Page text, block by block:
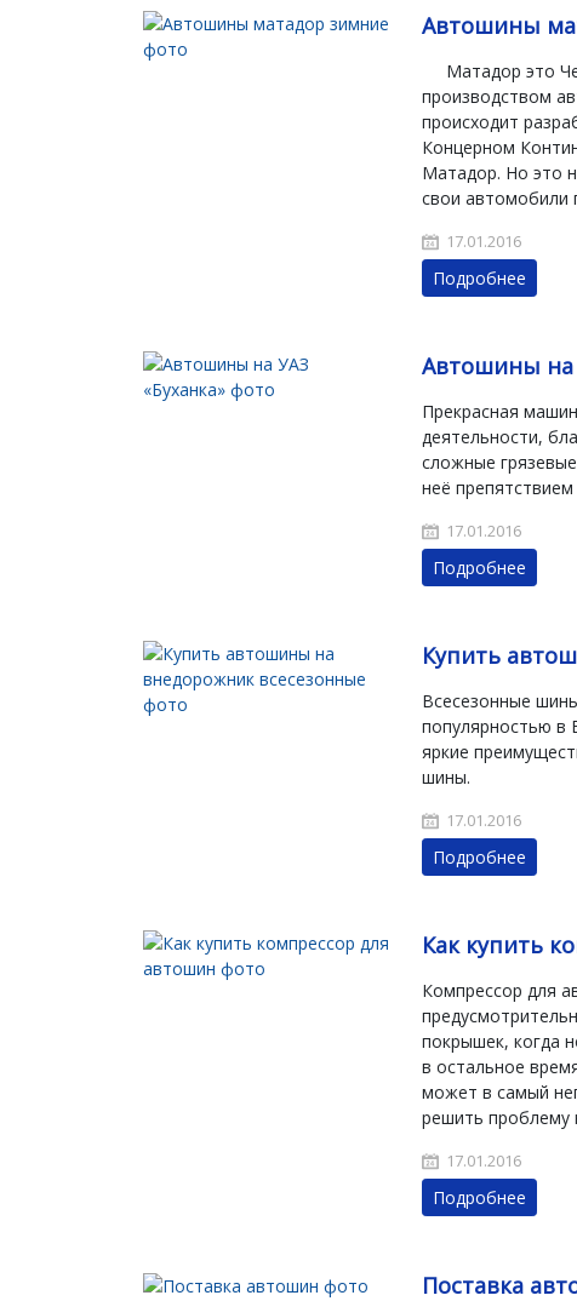
Автошины
Матадор это
производством
происходит
Концерном
Матадор. Но это
свои автомобили
17.01.2016
Подробнее
Автошины на
Прекрасная
деятельности,
сложные
неё
17.01.2016
Подробнее
Купить
Всесезонные
популярностью в
яркие
шины.
17.01.2016
Подробнее
Как купить
Компрессор для
покрышек, когда
в остальное
может в самый
решить проблему
17.01.2016
Подробнее
Поставка